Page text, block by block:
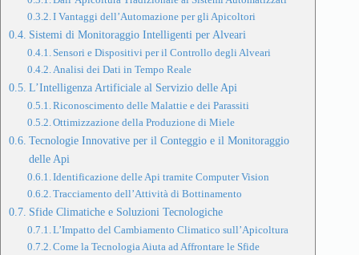
I Vantaggi dell’Automazione per gli Apicoltori
Sistemi di Monitoraggio Intelligenti per Alveari
Sensori e Dispositivi per il Controllo degli Alveari
Analisi dei Dati in Tempo Reale
L’Intelligenza Artificiale al Servizio delle Api
Riconoscimento delle Malattie e dei Parassiti
Ottimizzazione della Produzione di Miele
Tecnologie Innovative per il Conteggio e il Monitoraggio
delle Api
Identificazione delle Api tramite Computer Vision
Tracciamento dell’Attività di Bottinamento
Sfide Climatiche e Soluzioni Tecnologiche
L’Impatto del Cambiamento Climatico sull’Apicoltura
Come la Tecnologia Aiuta ad Affrontare le Sfide